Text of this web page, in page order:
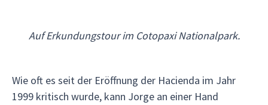
Auf Erkundungstour im Cotopaxi Nationalpark.
Wie oft es seit der Eröffnung der Hacienda im Jahr
1999 kritisch wurde, kann Jorge an einer Hand